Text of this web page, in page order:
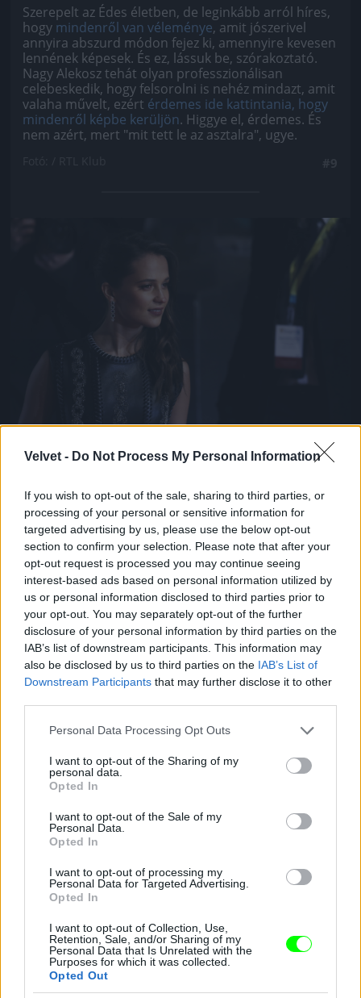
Velvet - Do Not Process My Personal Information
If you wish to opt-out of the sale, sharing to third parties, or
processing of your personal or sensitive information for
targeted advertising by us, please use the below opt-out
section to confirm your selection. Please note that after your
opt-out request is processed you may continue seeing
interest-based ads based on personal information utilized by
us or personal information disclosed to third parties prior to
your opt-out. You may separately opt-out of the further
disclosure of your personal information by third parties on the
IAB’s list of downstream participants. This information may
also be disclosed by us to third parties on the IAB’s List of
Downstream Participants that may further disclose it to other
Please note that this website/app uses one or more Google
not limited to your visit or usage behaviour. You may click to
grant or deny consent to Google and its third-party tags to
use your data for below specified purposes in below Google
consent section.
Personal Data Processing Opt Outs
I want to opt-out of the Sharing of my
personal data.
Opted In
I want to opt-out of the Sale of my
Personal Data.
Opted In
I want to opt-out of processing my
Personal Data for Targeted Advertising.
Opted In
I want to opt-out of Collection, Use,
Retention, Sale, and/or Sharing of my
Personal Data that Is Unrelated with the
Purposes for which it was collected.
Opted Out
Szerepelt az Édes életben, de leginkább arról híres,
hogy mindenről van véleménye, amit jószerivel
annyira abszurd módon fejez ki, amennyire kevesen
lennének képesek. És ez, lássuk be, szórakoztató.
Nagy Alekosz tehát olyan professzionálisan
celebeskedik, hogy felsorolni is nehéz mindazt, amit
valaha művelt, ezért érdemes ide kattintania, hogy
mindenről képbe kerüljön. Higgye el, érdemes. És
nem azért, mert "mit tett le az asztalra", ugye.
Alicia Vikanderről is több ízben felmerült már a
drámával lett igazán ismert, és meg is kapta érte a
legjobb női mellékszereplőnek járó Oscart 2016-
ban.
Fotó: John Phillips / Getty Images Hungary
Jön még kép!